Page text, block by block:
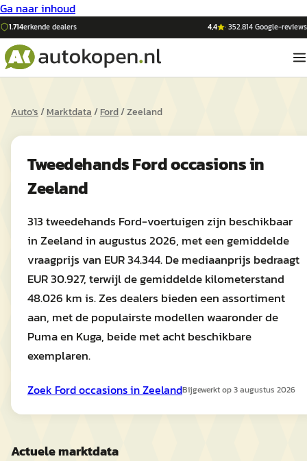
Ga naar inhoud
1.714erkende dealers 4,4 ·352.814Google-reviews
Auto's/Marktdata/Ford/Zeeland
TweedehandsFordoccasions in
Zeeland
313 tweedehands Ford-voertuigen zijn beschikbaar
in Zeeland in augustus 2026, met een gemiddelde
vraagprijs van EUR 34.344. De mediaanprijs bedraagt
EUR 30.927, terwijl de gemiddelde kilometerstand
48.026 km is. Zes dealers bieden een assortiment
aan, met de populairste modellen waaronder de
Puma en Kuga, beide met acht beschikbare
exemplaren.
Zoek Fordoccasions inZeelandBijgewerkt op3 augustus 2026
Actuele marktdata